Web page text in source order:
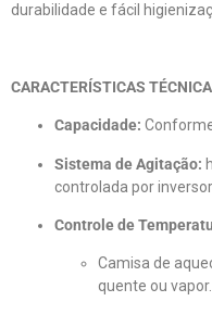
durabilidade e fácil
CARACTERÍSTICAS
Capacidade:
Sistema de Agitação:
controlada por
Controle de
Camisa de
quente ou vapor.